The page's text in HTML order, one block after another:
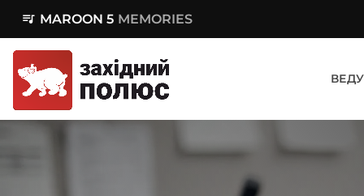
queue_music MAROON 5 MEMORIES